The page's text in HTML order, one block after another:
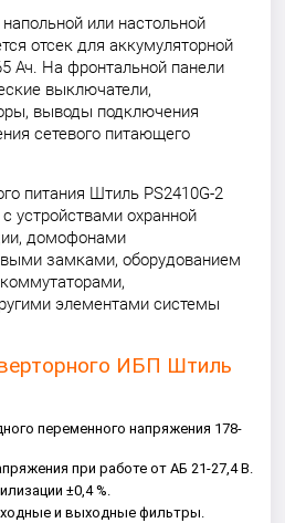
или настольной
отсек для аккумуляторной
Ач. На фронтальной панели
выключатели,
выводы подключения
сетевого питающего
питания Штиль PS2410G-2
устройствами охранной
домофонами
замками, оборудованием
элементами системы
ИБП Штиль
переменного напряжения 178-
при работе от АБ 21-27,4 В.
±0,4 %.
и выходные фильтры.